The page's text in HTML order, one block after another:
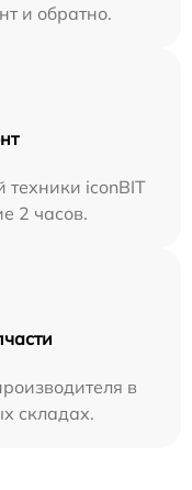
и обратно.
техники iconBIT
2 часов.
в
складах.